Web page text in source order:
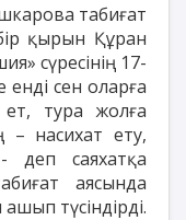
табиғат
қырын Құран
сүресінің 17-
сен оларға
ет, тура жолға
– насихат ету,
деп саяхатқа
аясында
түсіндірді.